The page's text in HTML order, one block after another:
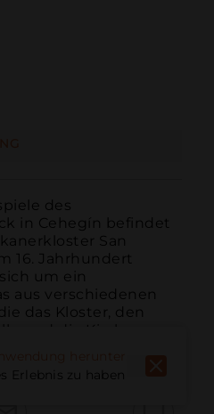
des
in Cehegín befindet
San
16. Jahrhundert
um ein
aus verschiedenen
das Kloster, den
und die Kirche
Erlebnis zu haben